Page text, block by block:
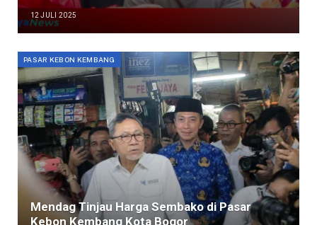
12 JULI 2025
PASAR KEBON KEMBANG
Mendag Tinjau Harga Sembako di Pasar
Kebon Kembang Kota Bogor